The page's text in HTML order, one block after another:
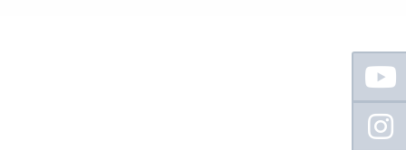
Floating